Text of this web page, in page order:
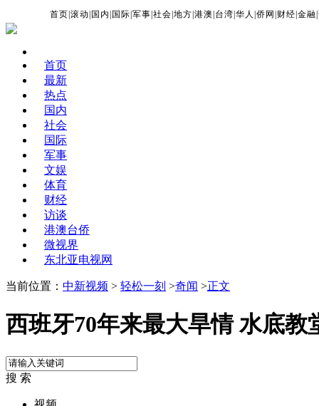
首页 |滚动 国内 国际 |军事 |社会 |地方 |港澳 台湾 |华人 |侨网 财经 |金融 |
首页
最新
热点
国内
社会
国际
军事
文娱
体育
财经
访谈
港澳台侨
微视界
东北亚电视网
当前位置： 中新视频 > 轻松一刻 >奇闻 >正文
西班牙70年来最大旱情 水底教
搜 索